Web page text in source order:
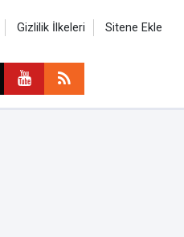
Gizlilik İlkeleri Sitene Ekle